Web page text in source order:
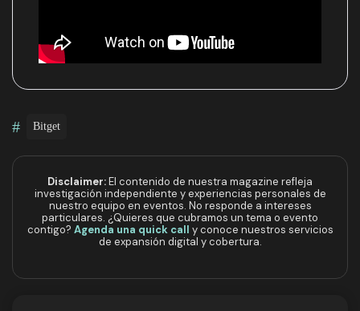
# Bitget
Disclaimer:El contenido de nuestra magazine refleja
investigación independiente y experiencias personales de
nuestro equipo en eventos. No responde a intereses
particulares. ¿Quieres que cubramos un tema o evento
contigo? Agenda una quick call y conoce nuestros servicios
de expansión digital y cobertura.